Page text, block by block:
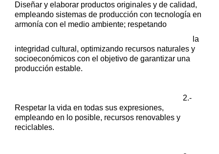
Diseñar y elaborar productos originales y de calidad,
empleando sistemas de producción con tecnología en
armonía con el medio ambiente; respetando
la
integridad cultural, optimizando recursos naturales y
socioeconómicos con el objetivo de garantizar una
producción estable.
2.-
Respetar la vida en todas sus expresiones,
empleando en lo posible, recursos renovables y
reciclables.